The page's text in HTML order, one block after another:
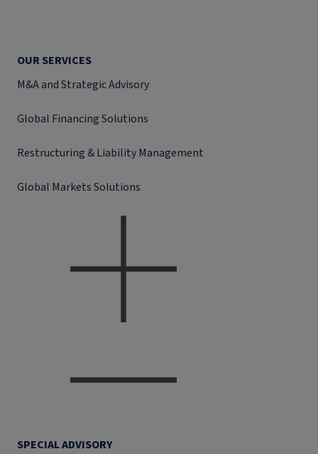
OUR SERVICES
M&A and Strategic Advisory
Global Financing Solutions
Restructuring & Liability Management
Global Markets Solutions
SPECIAL ADVISORY